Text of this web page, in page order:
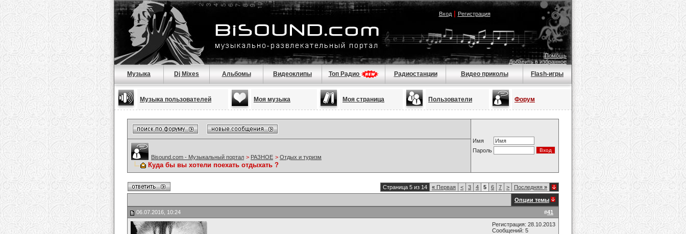
Вход| Регистрация
Помощь
Добавить в избранное
Музыка Dj Mixes Альбомы Видеоклипы Топ Радио Радиостанции Видео приколы Flash-игры
Музыка пользователей Моя музыка Моя страница Пользователи Форум
Имя
Пароль
Bisound.com - Музыкальный портал > РАЗНОЕ > Отдых и туризм
Куда бы вы хотели поехать отдыхать ?
Страница 5 из 14 « Первая < 3 4 5 6 7 > Последняя »
Опции темы
#41
06.07.2016, 10:24
Регистрация: 28.10.2013
Сообщений: 5